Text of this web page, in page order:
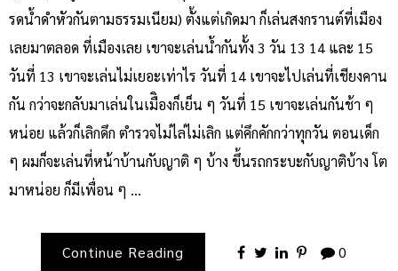
รดน้ำดำหัวกันตามธรรมเนียม) ตั้งแต่เกิดมา ก็เล่นสงกรานต์ที่เมือง
เลยมาตลอด ที่เมืองเลย เขาจะเล่นน้ำกันทั้ง 3 วัน 13 14 และ 15
วันที่ 13 เขาจะเล่นไม่เยอะเท่าไร วันที่ 14 เขาจะไปเล่นที่เชียงคาน
กัน กว่าจะกลับมาเล่นในเมืิองก็เย็น ๆ วันที่ 15 เขาจะเล่นกันช้า ๆ
หน่อย แล้วก็เลิกดึก ตำรวจไม่ไล่ไม่เลิก แต่คึกคักกว่าทุกวัน ตอนเด็ก
ๆ ผมก็จะเล่นที่หน้าบ้านกับญาติ ๆ บ้าง ขึ้นรถกระบะกับญาติบ้าง โต
มาหน่อย ก็มีเพื่อน ๆ …
Continue Reading 0